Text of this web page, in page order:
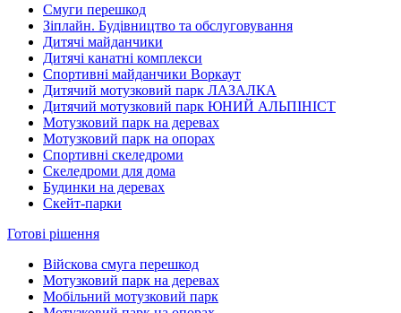
Смуги перешкод
Зіплайн. Будівництво та обслуговування
Дитячі майданчики
Дитячі канатні комплекси
Спортивні майданчики Воркаут
Дитячий мотузковий парк ЛАЗАЛКА
Дитячий мотузковий парк ЮНИЙ АЛЬПІНІСТ
Мотузковий парк на деревах
Мотузковий парк на опорах
Спортивні скеледроми
Скеледроми для дома
Будинки на деревах
Скейт-парки
Готові рішення
Війскова смуга перешкод
Мотузковий парк на деревах
Мобільний мотузковий парк